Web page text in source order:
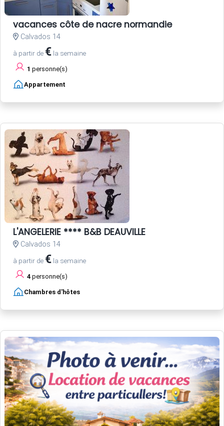
vacances côte de nacre normandie
Calvados 14
à partir de € la semaine
1 personne(s)
Appartement
L'ANGELERIE **** B&B DEAUVILLE
Calvados 14
à partir de € la semaine
4 personne(s)
Chambres d'hôtes